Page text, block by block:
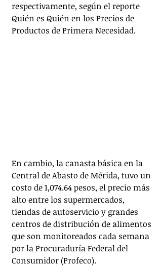
respectivamente, según el reporte
Quién es Quién en los Precios de
Productos de Primera Necesidad.
En cambio, la canasta básica en la
Central de Abasto de Mérida, tuvo un
costo de 1,074.64 pesos, el precio más
alto entre los supermercados,
tiendas de autoservicio y grandes
centros de distribución de alimentos
que son monitoreados cada semana
por la Procuraduría Federal del
Consumidor (Profeco).